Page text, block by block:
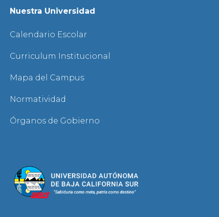
Nuestra Universidad
Calendario Escolar
Curriculum Institucional
Mapa del Campus
Normatividad
Órganos de Gobierno